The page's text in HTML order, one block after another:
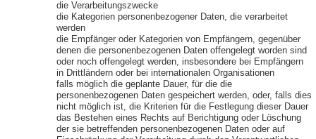
die Verarbeitungszwecke
die Kategorien personenbezogener Daten, die verarbeitet
werden
die Empfänger oder Kategorien von Empfängern, gegenüber
denen die personenbezogenen Daten offengelegt worden sind
oder noch offengelegt werden, insbesondere bei Empfängern
in Drittländern oder bei internationalen Organisationen
falls möglich die geplante Dauer, für die die
personenbezogenen Daten gespeichert werden, oder, falls dies
nicht möglich ist, die Kriterien für die Festlegung dieser Dauer
das Bestehen eines Rechts auf Berichtigung oder Löschung
der sie betreffenden personenbezogenen Daten oder auf